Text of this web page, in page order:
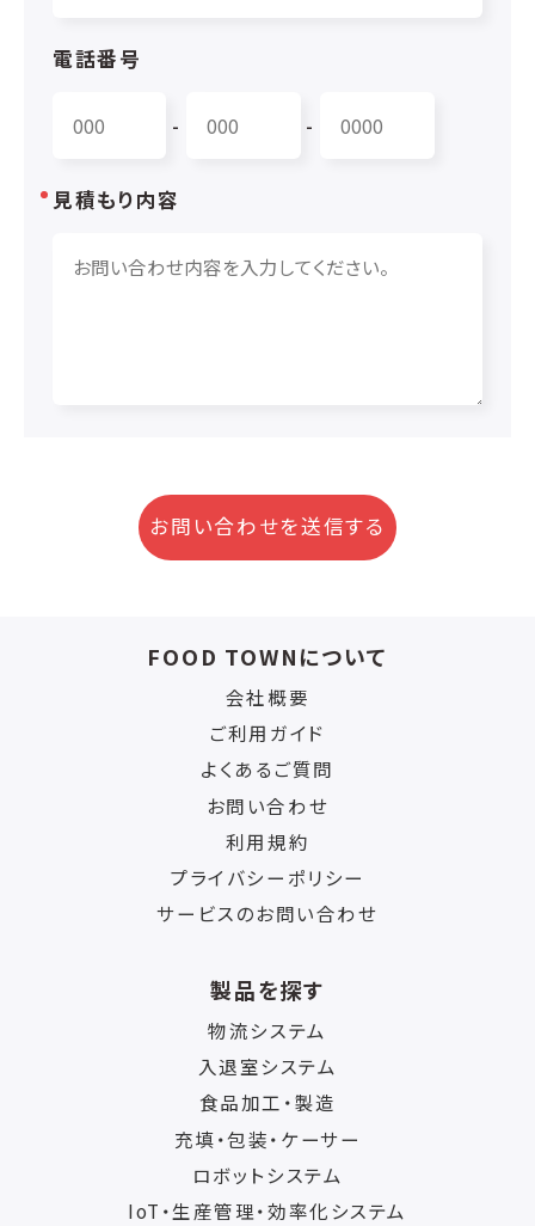
電話番号
- -
見積もり内容
お問い合わせを送信する
FOOD TOWNについて
会社概要
ご利用ガイド
よくあるご質問
お問い合わせ
利用規約
プライバシーポリシー
サービスのお問い合わせ
製品を探す
物流システム
入退室システム
食品加工・製造
充填・包装・ケーサー
ロボットシステム
IoT・生産管理・効率化システム